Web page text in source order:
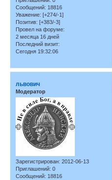
Сообщений: 18816
Уважение: [+274/-1]
Позитив: [+383/-3]
Провел на форуме:
2 месяца 16 дней
Последний визит:
Сегодня 19:32:06
львович
Модератор
Зарегистрирован: 2012-06-13
Приглашений: 0
Сообщений: 18816